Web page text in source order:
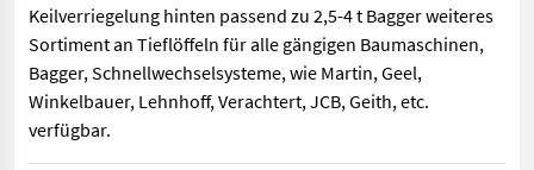
Keilverriegelung hinten passend zu 2,5-4 t Bagger weiteres
Sortiment an Tieflöffeln für alle gängigen Baumaschinen,
Bagger, Schnellwechselsysteme, wie Martin, Geel,
Winkelbauer, Lehnhoff, Verachtert, JCB, Geith, etc.
verfügbar.
BIG Tieflöffel 50 cm Arbeitsbreite mit Zähnen mit